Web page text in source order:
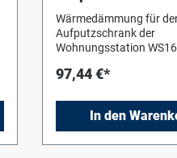
1425x900x200mm
Wärmedämmung für
Aufputzschrank der
Wohnungsstation
EPDM-Schaum,
97,44 €*
In den